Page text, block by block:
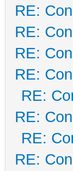
RE:
RE:
RE:
RE:
RE:
RE:
RE:
RE: